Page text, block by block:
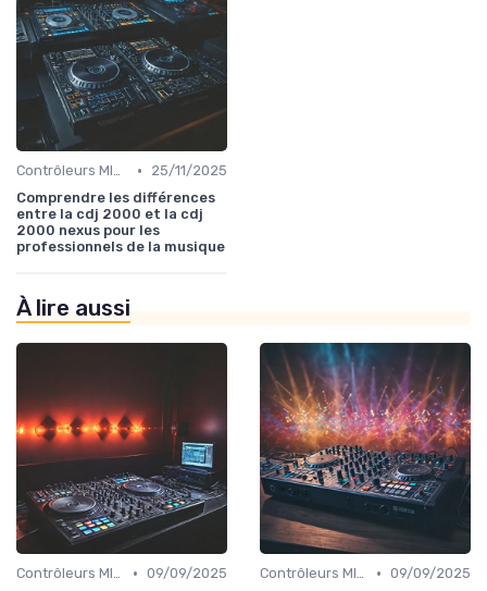
Contrôleurs MIDI et samplers •
25/11/2025
Comprendre les différences
entre la cdj 2000 et la cdj
2000 nexus pour les
professionnels de la musique
À lire aussi
Contrôleurs MIDI et samplers • 09/09/2025
Contrôleurs MIDI et samplers • 09/09/2025